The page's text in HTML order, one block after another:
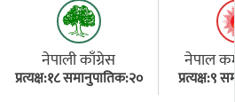
नेपाली काँग्रेस
प्रत्यक्ष:१८ समानुपातिक:२०
नेपाल
प्रत्यक्ष:९